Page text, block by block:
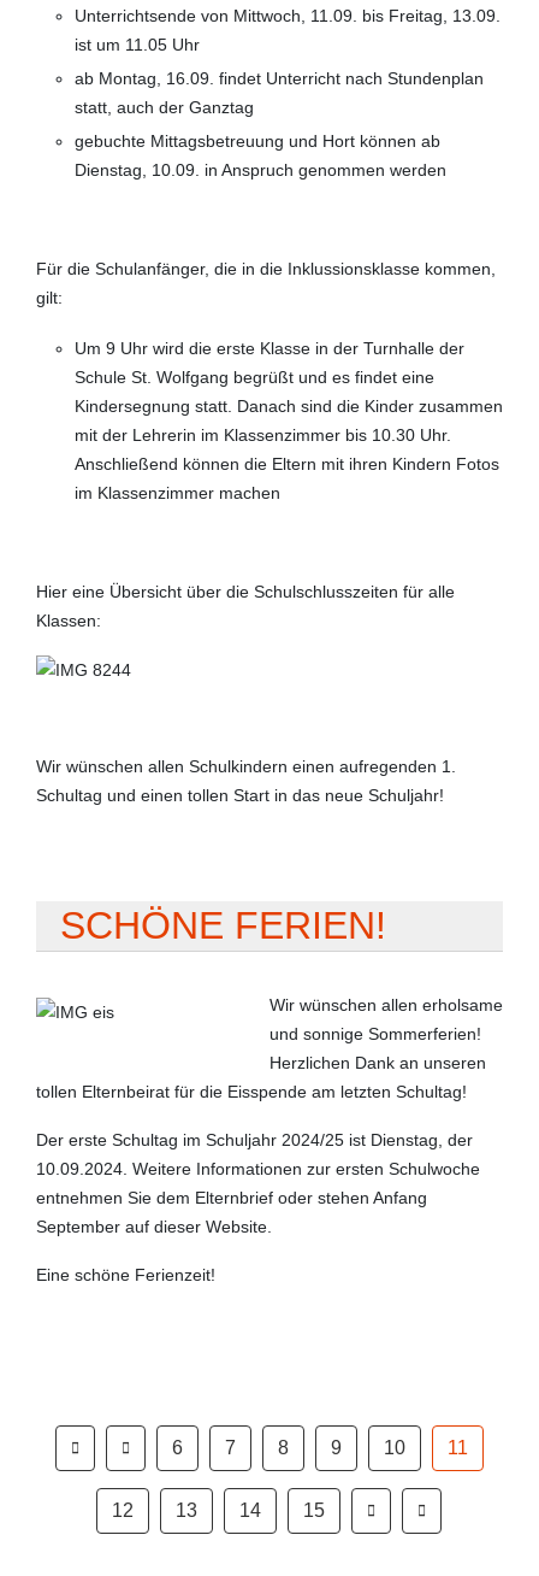
Unterrichtsende von Mittwoch, 11.09. bis Freitag, 13.09.
ist um 11.05 Uhr
ab Montag, 16.09. findet Unterricht nach Stundenplan
statt, auch der Ganztag
gebuchte Mittagsbetreuung und Hort können ab
Dienstag, 10.09. in Anspruch genommen werden
Für die Schulanfänger, die in die Inklussionsklasse kommen,
gilt:
Um 9 Uhr wird die erste Klasse in der Turnhalle der
Schule St. Wolfgang begrüßt und es findet eine
Kindersegnung statt. Danach sind die Kinder zusammen
mit der Lehrerin im Klassenzimmer bis 10.30 Uhr.
Anschließend können die Eltern mit ihren Kindern Fotos
im Klassenzimmer machen
Hier eine Übersicht über die Schulschlusszeiten für alle
Klassen:
Wir wünschen allen Schulkindern einen aufregenden 1.
Schultag und einen tollen Start in das neue Schuljahr!
SCHÖNE FERIEN!
Wir wünschen allen erholsame
und sonnige Sommerferien!
Herzlichen Dank an unseren
tollen Elternbeirat für die Eisspende am letzten Schultag!
Der erste Schultag im Schuljahr 2024/25 ist Dienstag, der
10.09.2024. Weitere Informationen zur ersten Schulwoche
entnehmen Sie dem Elternbrief oder stehen Anfang
September auf dieser Website.
Eine schöne Ferienzeit!
6 7 8 9 10 11
12 13 14 15